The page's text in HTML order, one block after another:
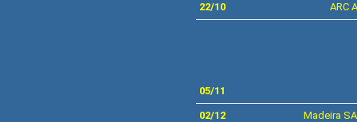
22/10 ARC
05/11
02/12 Madeira